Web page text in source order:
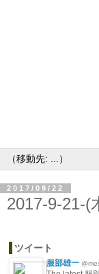
2017/09/22
2017-9-21-(
ツイート
服部雄一